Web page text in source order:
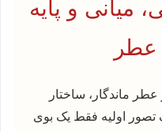
میانی و پایه
عطر
ماندگار، ساختار
اولیه فقط یک بوی